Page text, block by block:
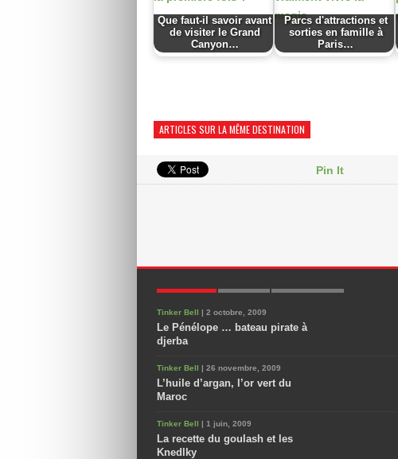
Que faut-il savoir avant
de visiter le Grand
Canyon…
Parcs d'attractions et
sorties en famille à
Paris…
ARTICLES SUR LA MÊME DESTINATION
Pin It
Tinker Bell | 2 octobre, 2009
Le Pénélope … bateau pirate à
djerba
Tinker Bell | 26 novembre, 2009
L’huile d’argan, l’or vert du
Maroc
Tinker Bell | 1 juin, 2009
La recette du goulash et les
Knedlky